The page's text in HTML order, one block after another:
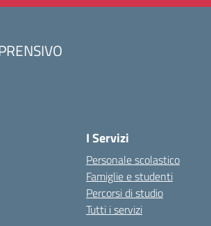
I Servizi
Personale scolastico
Famiglie e studenti
Percorsi di studio
Tutti i servizi